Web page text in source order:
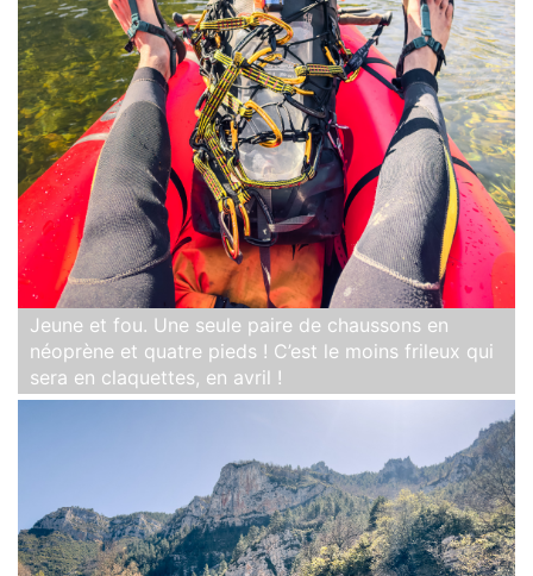
Jeune et fou. Une seule paire de chaussons en
néoprène et quatre pieds ! C’est le moins frileux qui
sera en claquettes, en avril !